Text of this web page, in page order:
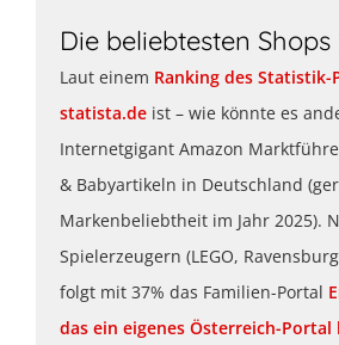
Die beliebtesten Shops
Laut einem Ranking des Statistik-
statista.de ist – wie könnte es
Internetgigant Amazon
& Babyartikeln in Deutschland
Markenbeliebtheit im Jahr 2025).
Spielerzeugern (LEGO,
folgt mit 37% das Familien-Portal
das ein eigenes Österreich-Portal